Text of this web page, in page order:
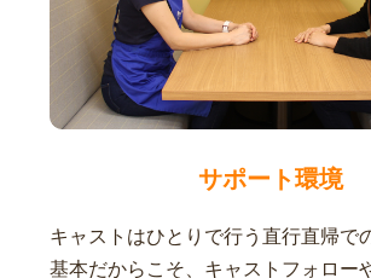
サポート環境
キャストはひとりで行う直行直帰で
基本だからこそ、キャストフォロー